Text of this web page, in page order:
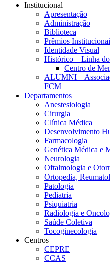
Institucional
Apresentação
Administração
Biblioteca
Prêmios
Identidade Visual
Histórico – Linha
Centro de
ALUMNI –
FCM
Departamentos
Anestesiologia
Cirurgia
Clínica Médica
Desenvolvimento
Farmacologia
Genética Médica e
Neurologia
Oftalmologia e
Ortopedia,
Patologia
Pediatria
Psiquiatria
Radiologia e
Saúde Coletiva
Tocoginecologia
Centros
CEPRE
CCAS